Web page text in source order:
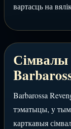
вартасць на
Сімвалы
Barbarossa
тэматыцы, у тым
карткавыя